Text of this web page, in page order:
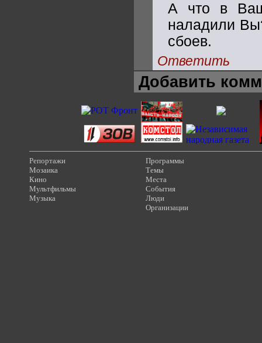
А что в
наладили
сбоев.
Ответить
Добавить
Репортажи
Мозаика
Кино
Мультфильмы
Музыка
Программы
Темы
Места
События
Люди
Организации